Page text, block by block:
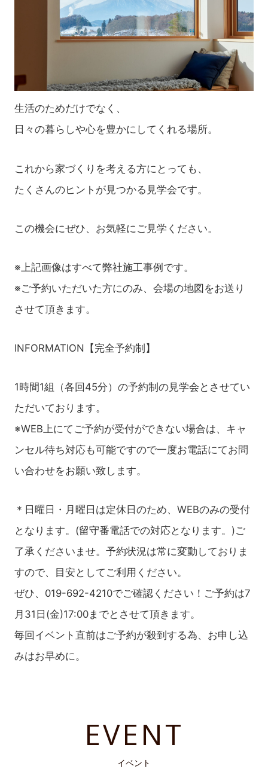
生活のためだけでなく、
日々の暮らしや心を豊かにしてくれる場所。
これから家づくりを考える方にとっても、
たくさんのヒントが見つかる見学会です。
この機会にぜひ、お気軽にご見学ください。
※上記画像はすべて弊社施工事例です。
※ご予約いただいた方にのみ、会場の地図をお送り
させて頂きます。
INFORMATION【完全予約制】
1時間1組（各回45分）の予約制の見学会とさせてい
ただいております。
※WEB上にてご予約が受付ができない場合は、キャ
ンセル待ち対応も可能ですので一度お電話にてお問
い合わせをお願い致します。
＊日曜日・月曜日は定休日のため、WEBのみの受付
となります。(留守番電話での対応となります。)ご
了承くださいませ。予約状況は常に変動しておりま
すので、目安としてご利用ください。
ぜひ、019-692-4210でご確認ください！ご予約は7
月31日(金)17:00までとさせて頂きます。
毎回イベント直前はご予約が殺到する為、お申し込
みはお早めに。
EVENT
イベント